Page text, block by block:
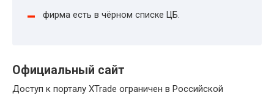
фирма есть в чёрном списке ЦБ.
Официальный сайт
Доступ к порталу XTrade ограничен в Российской